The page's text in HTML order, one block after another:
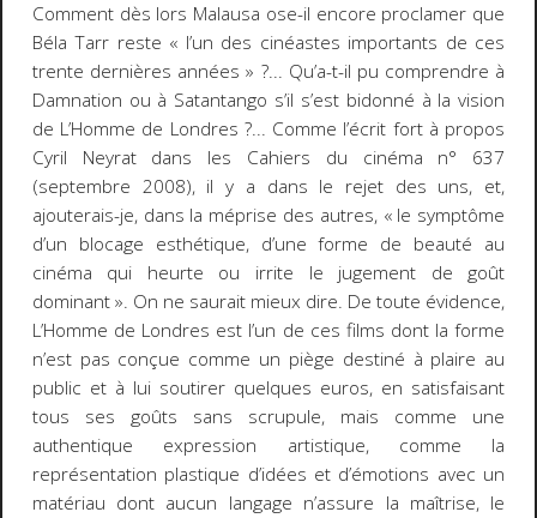
Comment dès lors Malausa ose-il encore proclamer que
Béla Tarr reste « l’un des cinéastes importants de ces
trente dernières années » ?... Qu’a-t-il pu comprendre à
Damnation ou à Satantango s’il s’est bidonné à la vision
de L’Homme de Londres ?... Comme l’écrit fort à propos
Cyril Neyrat dans les Cahiers du cinéma n° 637
(septembre 2008), il y a dans le rejet des uns, et,
ajouterais-je, dans la méprise des autres, « le symptôme
d’un blocage esthétique, d’une forme de beauté au
cinéma qui heurte ou irrite le jugement de goût
dominant ». On ne saurait mieux dire. De toute évidence,
L’Homme de Londres est l’un de ces films dont la forme
n’est pas conçue comme un piège destiné à plaire au
public et à lui soutirer quelques euros, en satisfaisant
tous ses goûts sans scrupule, mais comme une
authentique expression artistique, comme la
représentation plastique d’idées et d’émotions avec un
matériau dont aucun langage n’assure la maîtrise, le